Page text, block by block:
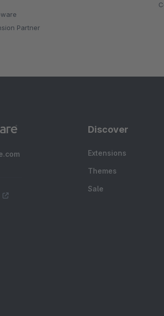
Partner
Discover
Extensions
Themes
Sale